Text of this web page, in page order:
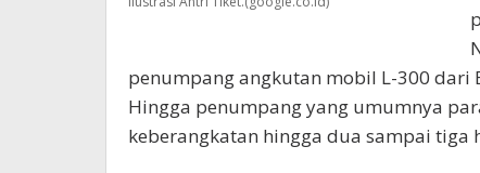
penumpang angkutan mobil L-300 dari
Hingga penumpang yang umumnya
keberangkatan hingga dua sampai tiga